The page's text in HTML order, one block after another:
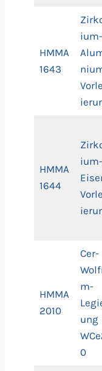
HMMA
1643
ium-
HMMA
1644
ium-
HMMA
2010
Cer-
m-
ung
0